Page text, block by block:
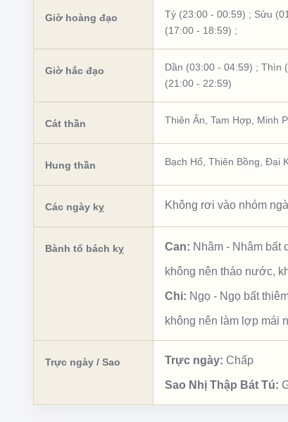
Giờ hoàng đạo Tý (23:00 - 00:59) ; Sửu
(17:00 - 18:59) ;
Giờ hắc đạo Dần (03:00 - 04:59) ; Thìn
(21:00 - 22:59)
Cát thần Thiên Ân Tam Hợp Minh
Hung thần Bạch Hổ Thiên Bồng Đại
Các ngày kỵ Không rơi vào nhóm
Bành tổ bách kỵ Can: Nhâm - Nhâm bất
không nên tháo nước,
Chi: Ngọ - Ngọ bất
không nên làm lợp mái
Trực ngày / Sao Trực ngày: Chấp
Sao Nhị Thập Bát Tú: